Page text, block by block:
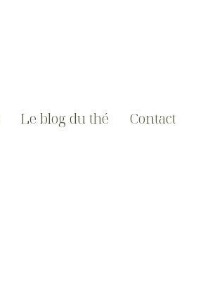
Le blog du thé Contact